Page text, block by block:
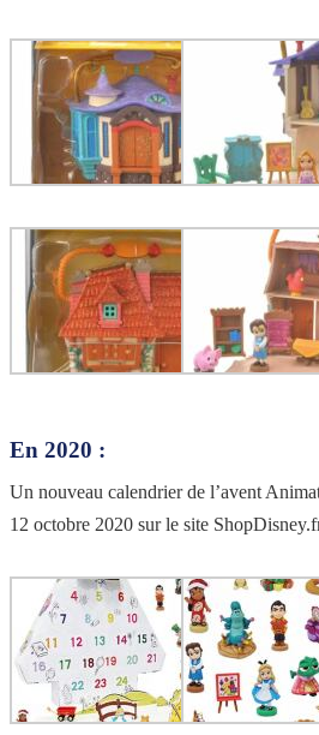
En 2020 :
Un nouveau calendrier de l’avent
12 octobre 2020 sur le site